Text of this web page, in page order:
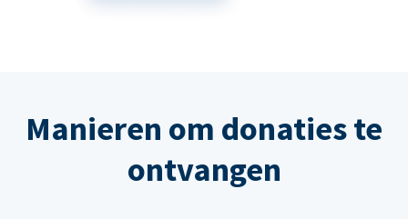
Manieren om donaties te
ontvangen